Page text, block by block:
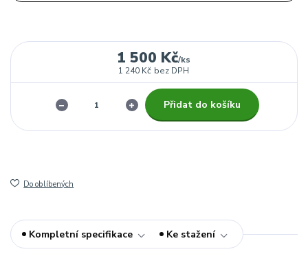
1 500 Kč/ks
1 240 Kč bez DPH
Přidat do košíku
Do oblíbených
Kompletní specifikace Ke stažení